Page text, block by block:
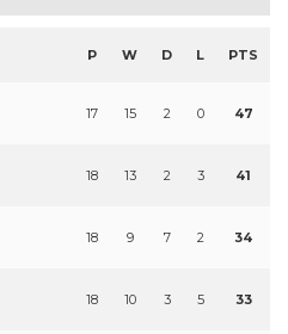
P W D L PTS
17 15 2 0 47
18 13 2 3 41
18 9 7 2 34
18 10 3 5 33